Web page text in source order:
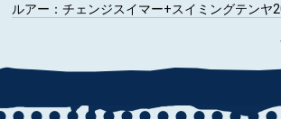
ルアー ：チェンジスイマー+スイミングテンヤ